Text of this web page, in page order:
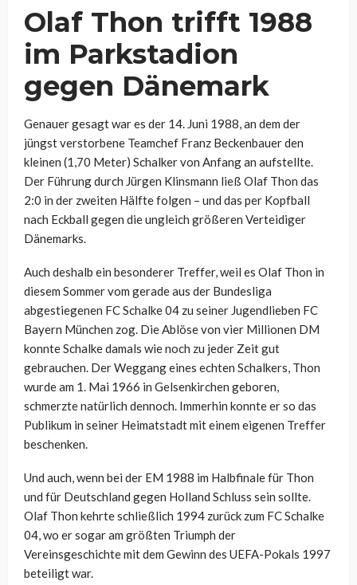
Olaf Thon trifft 1988
im Parkstadion
gegen Dänemark
Genauer gesagt war es der 14. Juni 1988, an dem der
jüngst verstorbene Teamchef Franz Beckenbauer den
kleinen (1,70 Meter) Schalker von Anfang an aufstellte.
Der Führung durch Jürgen Klinsmann ließ Olaf Thon das
2:0 in der zweiten Hälfte folgen – und das per Kopfball
nach Eckball gegen die ungleich größeren Verteidiger
Dänemarks.
Auch deshalb ein besonderer Treffer, weil es Olaf Thon in
diesem Sommer vom gerade aus der Bundesliga
abgestiegenen FC Schalke 04 zu seiner Jugendlieben FC
Bayern München zog. Die Ablöse von vier Millionen DM
konnte Schalke damals wie noch zu jeder Zeit gut
gebrauchen. Der Weggang eines echten Schalkers, Thon
wurde am 1. Mai 1966 in Gelsenkirchen geboren,
schmerzte natürlich dennoch. Immerhin konnte er so das
Publikum in seiner Heimatstadt mit einem eigenen Treffer
beschenken.
Und auch, wenn bei der EM 1988 im Halbfinale für Thon
und für Deutschland gegen Holland Schluss sein sollte.
Olaf Thon kehrte schließlich 1994 zurück zum FC Schalke
04, wo er sogar am größten Triumph der
Vereinsgeschichte mit dem Gewinn des UEFA-Pokals 1997
beteiligt war.